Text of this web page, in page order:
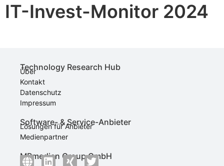
IT-Invest-Monitor 2024
Technology Research Hub
Über
Kontakt
Datenschutz
Impressum
Software- & Service-Anbieter
Lösungen für Anbieter
Medienpartner
MBmedien Group GmbH